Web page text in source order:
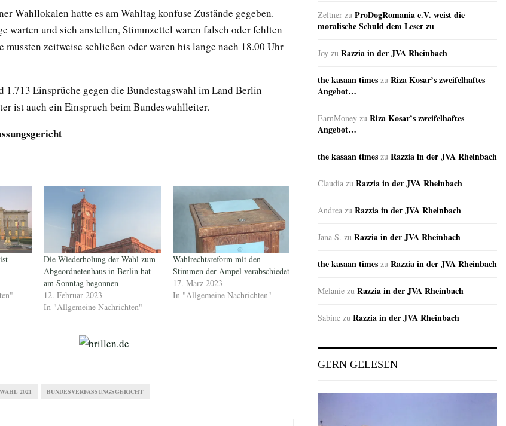
Wahllokalen hatte es am Wahltag konfuse Zustände gegeben.
warten und sich anstellen, Stimmzettel waren falsch oder fehlten
mussten zeitweise schließen oder waren bis lange nach 18.00 Uhr
1.713 Einsprüche gegen die Bundestagswahl im Land Berlin
ist auch ein Einspruch beim Bundeswahlleiter.
Die Wiederholung der Wahl zum
Abgeordnetenhaus in Berlin hat
am Sonntag begonnen
12. Februar 2023
In "Allgemeine Nachrichten"
Wahlrechtsreform mit den
Stimmen der Ampel verabschiedet
17. März 2023
In "Allgemeine Nachrichten"
2021 BUNDESVERFASSUNGSGERICHT
Zeltner zu ProDogRomania e.V. weist die
moralische Schuld dem Leser zu
Joy zu Razzia in der JVA Rheinbach
the kasaan times zu Riza Kosar’s zweifelhaftes
Angebot…
EarnMoney zu Riza Kosar’s zweifelhaftes
Angebot…
the kasaan times zu Razzia in der JVA Rheinbach
Claudia zu Razzia in der JVA Rheinbach
Andrea zu Razzia in der JVA Rheinbach
Jana S. zu Razzia in der JVA Rheinbach
the kasaan times zu Razzia in der JVA Rheinbach
Melanie zu Razzia in der JVA Rheinbach
Sabine zu Razzia in der JVA Rheinbach
GERN GELESEN